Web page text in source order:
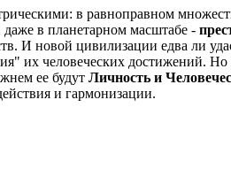
в равноправном
в планетарном масштабе -
И новой цивилизации едва ли
их человеческих достижений.
ее будут Личность и
и гармонизации.